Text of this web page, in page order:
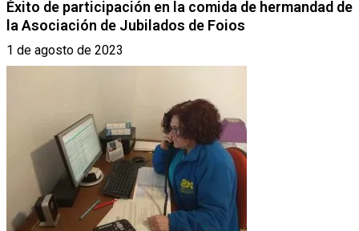
Éxito de participación en la comida de hermandad de
la Asociación de Jubilados de Foios
1 de agosto de 2023